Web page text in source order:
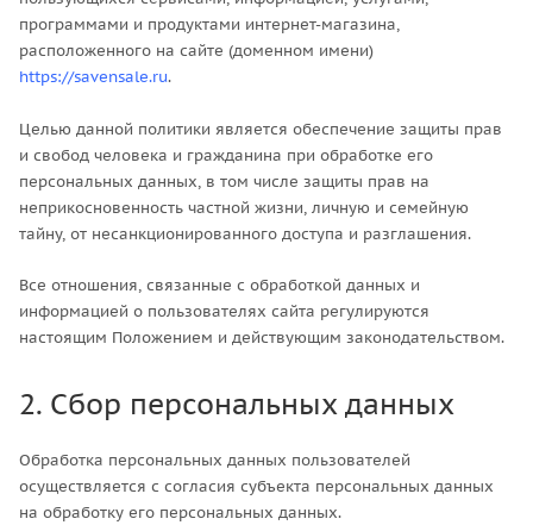
программами и продуктами интернет-магазина,
расположенного на сайте (доменном имени)
https://savensale.ru.
Целью данной политики является обеспечение защиты прав
и свобод человека и гражданина при обработке его
персональных данных, в том числе защиты прав на
неприкосновенность частной жизни, личную и семейную
тайну, от несанкционированного доступа и разглашения.
Все отношения, связанные с обработкой данных и
информацией о пользователях сайта регулируются
настоящим Положением и действующим законодательством.
2. Сбор персональных данных
Обработка персональных данных пользователей
осуществляется с согласия субъекта персональных данных
на обработку его персональных данных.